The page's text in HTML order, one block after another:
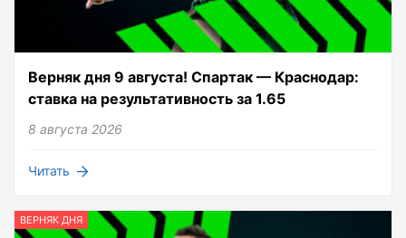
Верняк дня 9 августа! Спартак — Краснодар:
ставка на результативность за 1.65
8 августа 2026
Читать
ВЕРНЯК ДНЯ